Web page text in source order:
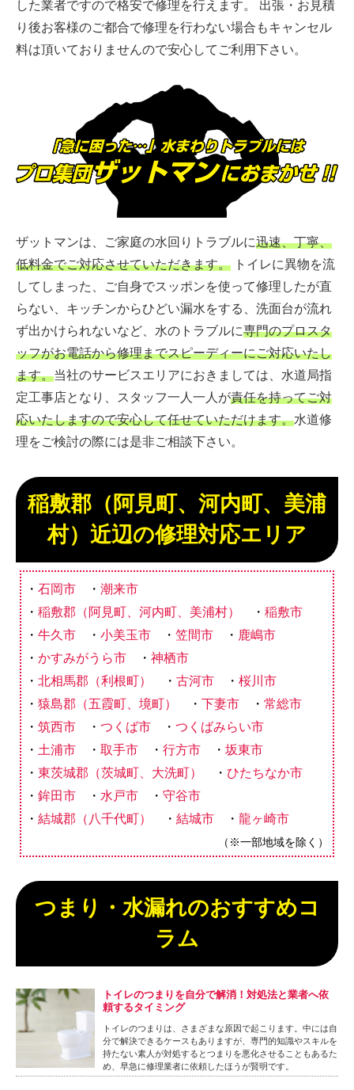
した業者ですので格安で修理を行えます。 出張・お見積
り後お客様のご都合で修理を行わない場合もキャンセル
料は頂いておりませんので安心してご利用下さい。
ザットマンは、ご家庭の水回りトラブルに迅速、丁寧、
低料金でご対応させていただきます。 トイレに異物を流
してしまった、ご自身でスッポンを使って修理したが直
らない、キッチンからひどい漏水をする、洗面台が流れ
ず出かけられないなど、水のトラブルに専門のプロスタ
ッフがお電話から修理までスピーディーにご対応いたし
ます。当社のサービスエリアにおきましては、水道局指
定工事店となり、スタッフ一人一人が責任を持ってご対
応いたしますので安心して任せていただけます。水道修
理をご検討の際には是非ご相談下さい。
稲敷郡（阿見町、河内町、美浦
村）近辺の修理対応エリア
石岡市
潮来市
稲敷郡（阿見町、河内町、美浦村）
稲敷市
牛久市
小美玉市 笠間市
鹿嶋市
かすみがうら市
神栖市
北相馬郡（利根町）
古河市
桜川市
猿島郡（五霞町、境町）
下妻市
常総市
筑西市
つくば市
つくばみらい市
土浦市
取手市 行方市
坂東市
東茨城郡（茨城町、大洗町）
ひたちなか市
鉾田市
水戸市
守谷市
結城郡（八千代町）
結城市 龍ヶ崎市
（※一部地域を除く）
つまり・水漏れのおすすめコ
ラム
トイレのつまりを自分で解消！対処法と業者へ依
頼するタイミング
トイレのつまりは、さまざまな原因で起こります。中には自
分で解決できるケースもありますが、専門的知識やスキルを
持たない素人が対処するとつまりを悪化させることもあるた
め、早急に修理業者に依頼したほうが賢明です。